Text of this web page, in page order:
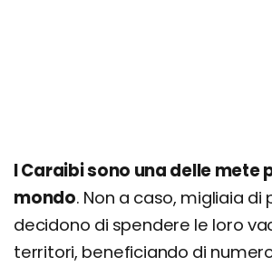
Norman Island
Itinerario di 15 giorni:
Vergini
Itinerario di 21 giorni:
I Caraibi sono una delle mete
mondo. Non a caso, migliaia di
decidono di spendere le loro
territori, beneficiando di